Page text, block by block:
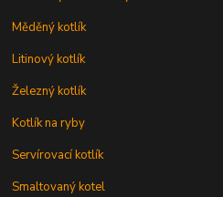
Měděný kotlík
Litinový kotlík
Železný kotlík
Kotlík na ryby
Servírovací kotlík
Smaltovaný kotel